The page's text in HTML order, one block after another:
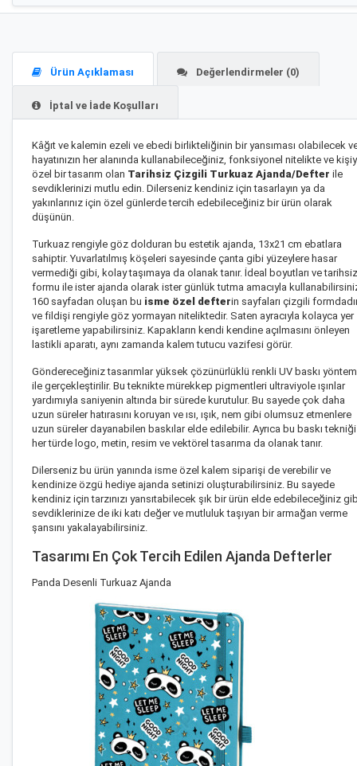
Ürün Açıklaması Değerlendirmeler (0)
İptal ve İade Koşulları
Kâğıt ve kalemin ezeli ve ebedi birlikteliğinin bir yansıması olabilecek
hayatınızın her alanında kullanabileceğiniz, fonksiyonel nitelikte ve
özel bir tasarım olan Tarihsiz Çizgili Turkuaz Ajanda/Defter ile
sevdiklerinizi mutlu edin. Dilerseniz kendiniz için tasarlayın ya da
yakınlarınız için özel günlerde tercih edebileceğiniz bir ürün olarak
düşünün.
Turkuaz rengiyle göz dolduran bu estetik ajanda, 13x21 cm ebatlara
sahiptir. Yuvarlatılmış köşeleri sayesinde çanta gibi yüzeylere hasar
vermediği gibi, kolay taşımaya da olanak tanır. İdeal boyutları ve tarihsiz
formu ile ister ajanda olarak ister günlük tutma amacıyla
160 sayfadan oluşan bu isme özel defterin sayfaları çizgili
ve fildişi rengiyle göz yormayan niteliktedir. Saten ayracıyla kolayca yer
işaretleme yapabilirsiniz. Kapakların kendi kendine açılmasını önleyen
lastikli aparatı, aynı zamanda kalem tutucu vazifesi görür.
Göndereceğiniz tasarımlar yüksek çözünürlüklü renkli UV baskı
ile gerçekleştirilir. Bu teknikte mürekkep pigmentleri ultraviyole ışınlar
yardımıyla saniyenin altında bir sürede kurutulur. Bu sayede çok daha
uzun süreler hatırasını koruyan ve ısı, ışık, nem gibi olumsuz etmenlere
uzun süreler dayanabilen baskılar elde edilebilir. Ayrıca bu baskı tekniği
her türde logo, metin, resim ve vektörel tasarıma da olanak tanır.
Dilerseniz bu ürün yanında isme özel kalem siparişi de verebilir ve
kendinize özgü hediye ajanda setinizi oluşturabilirsiniz. Bu sayede
kendiniz için tarzınızı yansıtabilecek şık bir ürün elde edebileceğiniz
sevdiklerinize de iki katı değer ve mutluluk taşıyan bir armağan verme
şansını yakalayabilirsiniz.
Tasarımı En Çok Tercih Edilen Ajanda Defterler
Panda Desenli Turkuaz Ajanda